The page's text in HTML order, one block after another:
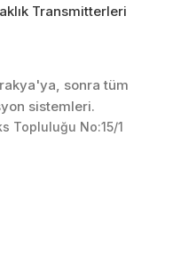
Transmitterleri
sonra tüm
sistemleri.
Topluluğu No:15/1